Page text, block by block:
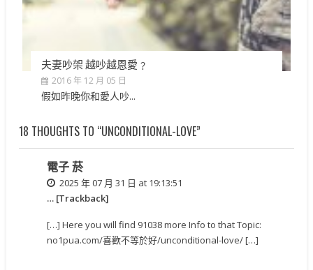
夫妻吵架 越吵越恩愛﹖
2016 年 12 月 05 日
假如昨晚你和愛人吵...
18 THOUGHTS TO “UNCONDITIONAL-LOVE”
電子 菸
2025 年 07 月 31 日 at 19:13:51
… [Trackback]
[…] Here you will find 91038 more Info to that Topic:
no1pua.com/喜歡不等於好/unconditional-love/ […]